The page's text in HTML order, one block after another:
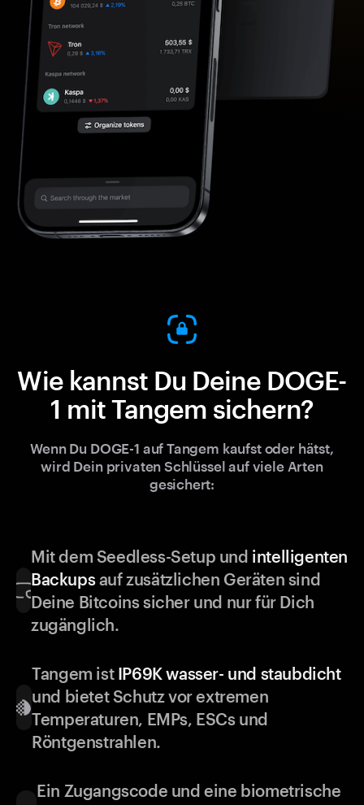
Wie kannst Du Deine DOGE-
1 mit Tangem sichern?
Wenn Du DOGE-1 auf Tangem kaufst oder hätst,
wird Dein privaten Schlüssel auf viele Arten
gesichert:
Mit dem Seedless-Setup und intelligenten
Backupsauf zusätzlichen Geräten sind
Deine Bitcoins sicher und nur für Dich
zugänglich.
Tangem ist IP69K wasser- und staubdicht
und bietet Schutz vor extremen
Temperaturen, EMPs, ESCs und
Röntgenstrahlen.
Ein Zugangscode und eine biometrische